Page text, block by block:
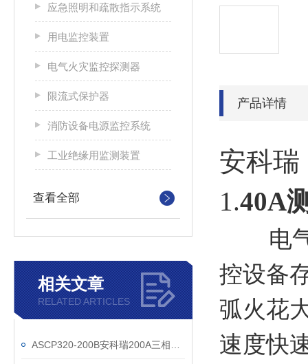
应急照明和疏散指示系统
用电监控装置
电气火灾监控探测器
限流式保护器
消防设备电源监控系统
工业绝缘用监测装置
查看全部
相关文章
RELATED ARTICLES
产品详情
安科瑞
1.40A
电
控设备
弧火花
速度快